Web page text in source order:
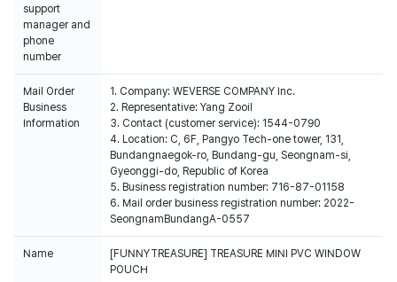
support
manager and
phone
number
Mail Order
Business
Information
1. Company: WEVERSE COMPANY Inc.
2. Representative: Yang Zooil
3. Contact (customer service): 1544-0790
4. Location: C, 6F, Pangyo Tech-one tower, 131,
Bundangnaegok-ro, Bundang-gu, Seongnam-si,
Gyeonggi-do, Republic of Korea
5. Business registration number: 716-87-01158
6. Mail order business registration number: 2022-
SeongnamBundangA-0557
Name
[FUNNYTREASURE] TREASURE MINI PVC WINDOW
POUCH